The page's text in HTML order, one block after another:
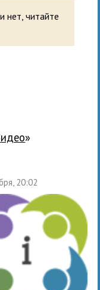
нет, читайте
Видео»
20:02